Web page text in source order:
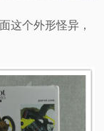
这个外形怪异，